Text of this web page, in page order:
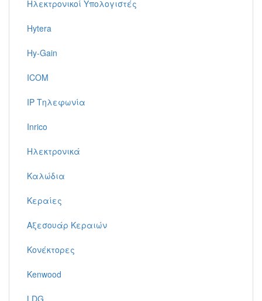
Ηλεκτρονικοί Υπολογιστές
Hytera
Hy-Gain
ICOM
IP Τηλεφωνία
Inrico
Ηλεκτρονικά
Καλώδια
Κεραίες
Αξεσουάρ Κεραιών
Κονέκτορες
Kenwood
LDG